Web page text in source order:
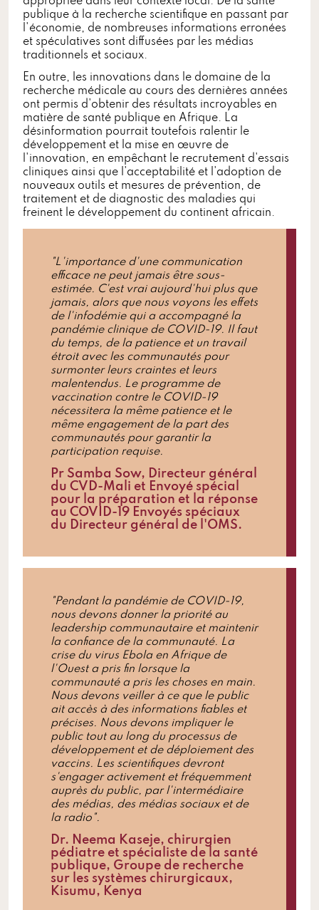
publique à la recherche scientifique en passant par
l'économie, de nombreuses informations erronées
et spéculatives sont diffusées par les médias
traditionnels et sociaux.
En outre, les innovations dans le domaine de la
recherche médicale au cours des dernières années
ont permis d'obtenir des résultats incroyables en
matière de santé publique en Afrique. La
désinformation pourrait toutefois ralentir le
développement et la mise en œuvre de
l'innovation, en empêchant le recrutement d'essais
cliniques ainsi que l'acceptabilité et l'adoption de
nouveaux outils et mesures de prévention, de
traitement et de diagnostic des maladies qui
freinent le développement du continent africain.
"L'importance d'une communication
efficace ne peut jamais être sous-
estimée. C'est vrai aujourd'hui plus que
jamais, alors que nous voyons les effets
de l'infodémie qui a accompagné la
pandémie clinique de COVID-19. Il faut
du temps, de la patience et un travail
étroit avec les communautés pour
surmonter leurs craintes et leurs
malentendus. Le programme de
vaccination contre le COVID-19
nécessitera la même patience et le
même engagement de la part des
communautés pour garantir la
participation requise.
Pr Samba Sow, Directeur général
du CVD-Mali et Envoyé spécial
pour la préparation et la réponse
au COVID-19 Envoyés spéciaux
du Directeur général de l'OMS.
"Pendant la pandémie de COVID-19,
nous devons donner la priorité au
leadership communautaire et maintenir
la confiance de la communauté. La
crise du virus Ebola en Afrique de
l'Ouest a pris fin lorsque la
communauté a pris les choses en main.
Nous devons veiller à ce que le public
ait accès à des informations fiables et
précises. Nous devons impliquer le
public tout au long du processus de
développement et de déploiement des
vaccins. Les scientifiques devront
s'engager activement et fréquemment
auprès du public, par l'intermédiaire
des médias, des médias sociaux et de
la radio".
Dr. Neema Kaseje, chirurgien
pédiatre et spécialiste de la santé
publique, Groupe de recherche
sur les systèmes chirurgicaux,
Kisumu, Kenya